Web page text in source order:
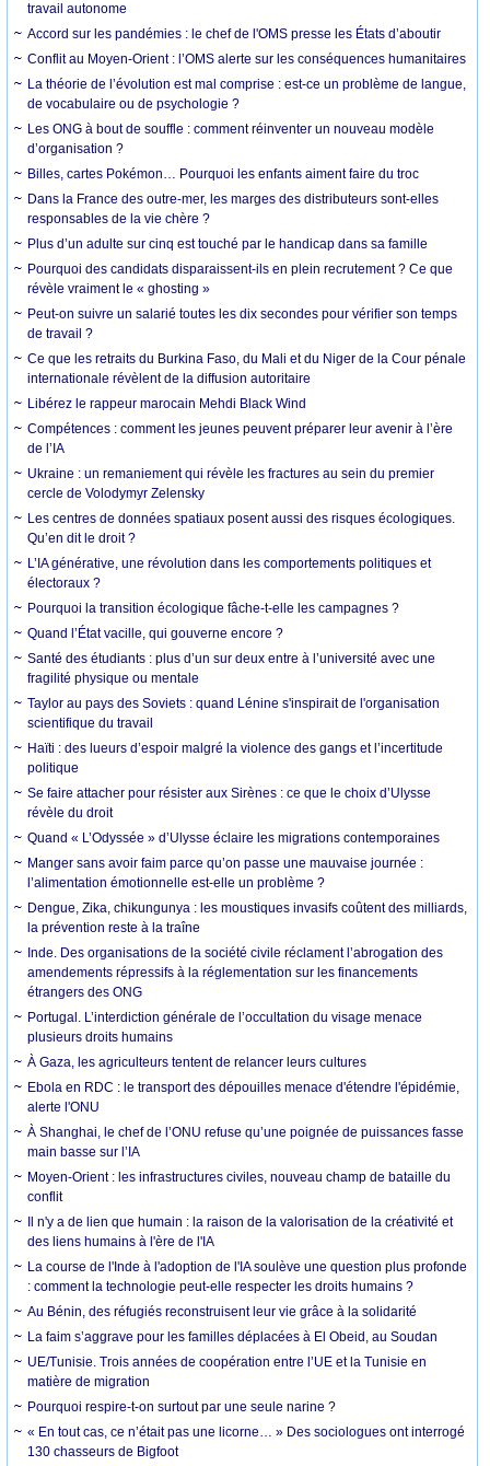
travail autonome
Accord sur les pandémies : le chef de l'OMS presse les États d’aboutir
Conflit au Moyen-Orient : l’OMS alerte sur les conséquences humanitaires
La théorie de l’évolution est mal comprise : est-ce un problème de langue,
de vocabulaire ou de psychologie ?
Les ONG à bout de souffle : comment réinventer un nouveau modèle
d’organisation ?
Billes, cartes Pokémon… Pourquoi les enfants aiment faire du troc
Dans la France des outre-mer, les marges des distributeurs sont-elles
responsables de la vie chère ?
Plus d’un adulte sur cinq est touché par le handicap dans sa famille
Pourquoi des candidats disparaissent-ils en plein recrutement ? Ce que
révèle vraiment le « ghosting »
Peut-on suivre un salarié toutes les dix secondes pour vérifier son temps
de travail ?
Ce que les retraits du Burkina Faso, du Mali et du Niger de la Cour pénale
internationale révèlent de la diffusion autoritaire
Libérez le rappeur marocain Mehdi Black Wind
Compétences : comment les jeunes peuvent préparer leur avenir à l’ère
de l’IA
Ukraine : un remaniement qui révèle les fractures au sein du premier
cercle de Volodymyr Zelensky
Les centres de données spatiaux posent aussi des risques écologiques.
Qu’en dit le droit ?
L’IA générative, une révolution dans les comportements politiques et
électoraux ?
Pourquoi la transition écologique fâche-t-elle les campagnes ?
Quand l’État vacille, qui gouverne encore ?
Santé des étudiants : plus d’un sur deux entre à l’université avec une
fragilité physique ou mentale
Taylor au pays des Soviets : quand Lénine s'inspirait de l'organisation
scientifique du travail
Haïti : des lueurs d’espoir malgré la violence des gangs et l’incertitude
politique
Se faire attacher pour résister aux Sirènes : ce que le choix d’Ulysse
révèle du droit
Quand « L’Odyssée » d’Ulysse éclaire les migrations contemporaines
Manger sans avoir faim parce qu’on passe une mauvaise journée :
l’alimentation émotionnelle est-elle un problème ?
Dengue, Zika, chikungunya : les moustiques invasifs coûtent des milliards,
la prévention reste à la traîne
Inde. Des organisations de la société civile réclament l’abrogation des
amendements répressifs à la réglementation sur les financements
étrangers des ONG
Portugal. L’interdiction générale de l’occultation du visage menace
plusieurs droits humains
À Gaza, les agriculteurs tentent de relancer leurs cultures
Ebola en RDC : le transport des dépouilles menace d'étendre l'épidémie,
alerte l'ONU
À Shanghai, le chef de l’ONU refuse qu’une poignée de puissances fasse
main basse sur l’IA
Moyen-Orient : les infrastructures civiles, nouveau champ de bataille du
conflit
Il n'y a de lien que humain : la raison de la valorisation de la créativité et
des liens humains à l'ère de l'IA
La course de l'Inde à l'adoption de l'IA soulève une question plus profonde
: comment la technologie peut-elle respecter les droits humains ?
Au Bénin, des réfugiés reconstruisent leur vie grâce à la solidarité
La faim s’aggrave pour les familles déplacées à El Obeid, au Soudan
UE/Tunisie. Trois années de coopération entre l’UE et la Tunisie en
matière de migration
Pourquoi respire-t-on surtout par une seule narine ?
« En tout cas, ce n’était pas une licorne… » Des sociologues ont interrogé
130 chasseurs de Bigfoot